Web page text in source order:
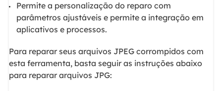
Permite a personalização do reparo com
parâmetros ajustáveis e permite a integração em
aplicativos e processos.
Para reparar seus arquivos JPEG corrompidos com
esta ferramenta, basta seguir as instruções abaixo
para reparar arquivos JPG: